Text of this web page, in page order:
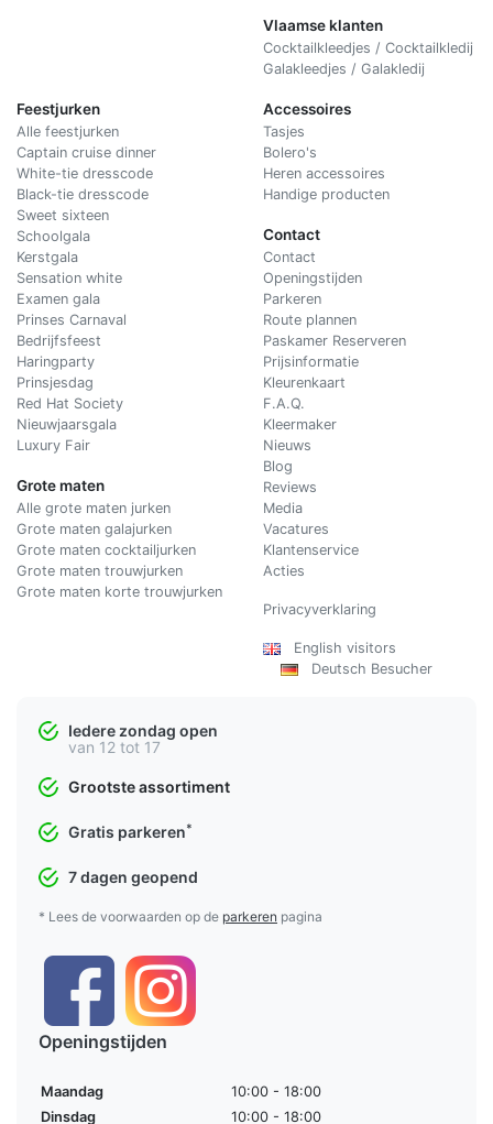
Vlaamse klanten
Cocktailkleedjes / Cocktailkledij
Galakleedjes / Galakledij
Feestjurken
Alle feestjurken
Captain cruise dinner
White-tie dresscode
Black-tie dresscode
Sweet sixteen
Schoolgala
Kerstgala
Sensation white
Examen gala
Prinses Carnaval
Bedrijfsfeest
Haringparty
Prinsjesdag
Red Hat Society
Nieuwjaarsgala
Luxury Fair
Grote maten
Alle grote maten jurken
Grote maten galajurken
Grote maten cocktailjurken
Grote maten trouwjurken
Grote maten korte trouwjurken
Accessoires
Tasjes
Bolero's
Heren accessoires
Handige producten
Contact
Contact
Openingstijden
Parkeren
Route plannen
Paskamer Reserveren
Prijsinformatie
Kleurenkaart
F.A.Q.
Kleermaker
Nieuws
Blog
Reviews
Media
Vacatures
Klantenservice
Acties
Privacyverklaring
English visitors
Deutsch Besucher
Iedere zondag open
van 12 tot 17
Grootste assortiment
Gratis parkeren*
7 dagen geopend
* Lees de voorwaarden op de parkeren pagina
Openingstijden
Maandag
10:00 - 18:00
Dinsdag
10:00 - 18:00